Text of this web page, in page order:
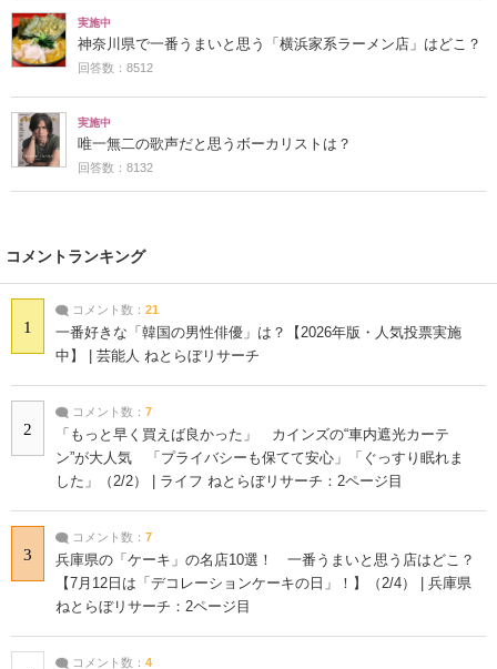
実施中
神奈川県で一番うまいと思う「横浜家系ラーメン店」はどこ？
回答数：8512
実施中
唯一無二の歌声だと思うボーカリストは？
回答数：8132
コメントランキング
1
コメント数： 21
一番好きな「韓国の男性俳優」は？【2026年版・人気投票実施
中】 | 芸能人 ねとらぼリサーチ
2
コメント数： 7
「もっと早く買えば良かった」 カインズの“車内遮光カーテ
ン”が大人気 「プライバシーも保てて安心」「ぐっすり眠れま
した」（2/2） | ライフ ねとらぼリサーチ：2ページ目
3
コメント数： 7
兵庫県の「ケーキ」の名店10選！ 一番うまいと思う店はどこ？
【7月12日は「デコレーションケーキの日」！】（2/4） | 兵庫県
ねとらぼリサーチ：2ページ目
コメント数： 4